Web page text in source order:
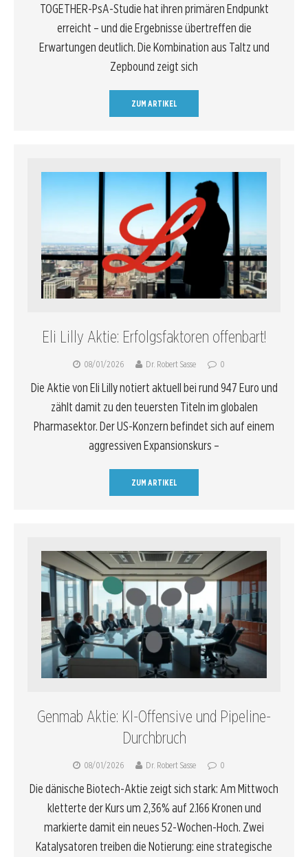
TOGETHER-PsA-Studie hat ihren primären Endpunkt
erreicht – und die Ergebnisse übertreffen die
Erwartungen deutlich. Die Kombination aus Taltz und
Zepbound zeigt sich
ZUM ARTIKEL
Eli Lilly Aktie: Erfolgsfaktoren offenbart!
08/01/2026 Dr. Robert Sasse 0
Die Aktie von Eli Lilly notiert aktuell bei rund 947 Euro und
zählt damit zu den teuersten Titeln im globalen
Pharmasektor. Der US-Konzern befindet sich auf einem
aggressiven Expansionskurs –
ZUM ARTIKEL
Genmab Aktie: KI-Offensive und Pipeline-
Durchbruch
08/01/2026 Dr. Robert Sasse 0
Die dänische Biotech-Aktie zeigt sich stark: Am Mittwoch
kletterte der Kurs um 2,36% auf 2.166 Kronen und
markierte damit ein neues 52-Wochen-Hoch. Zwei
Katalysatoren treiben die Notierung: eine strategische